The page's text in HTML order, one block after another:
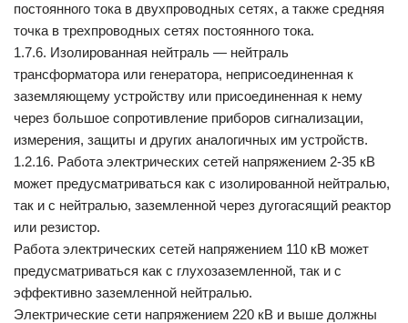
постоянного тока в двухпроводных сетях, а также средняя
точка в трехпроводных сетях постоянного тока.
1.7.6. Изолированная нейтраль — нейтраль
трансформатора или генератора, неприсоединенная к
заземляющему устройству или присоединенная к нему
через большое сопротивление приборов сигнализации,
измерения, защиты и других аналогичных им устройств.
1.2.16. Работа электрических сетей напряжением 2-35 кВ
может предусматриваться как с изолированной нейтралью,
так и с нейтралью, заземленной через дугогасящий реактор
или резистор.
Работа электрических сетей напряжением 110 кВ может
предусматриваться как с глухозаземленной, так и с
эффективно заземленной нейтралью.
Электрические сети напряжением 220 кВ и выше должны